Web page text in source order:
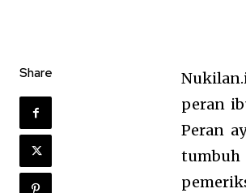
Share
peran
Peran
tumbuh